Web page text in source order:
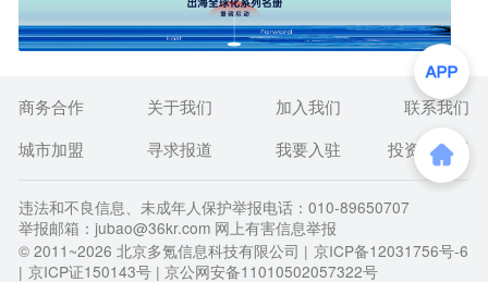
商务合作 关于我们 加入我们
联系我们
城市加盟
寻求报道 我要入驻 投资者关系
违法和不良信息、未成年人保护举报电话：010-89650707
举报邮箱：jubao@36kr.com 网上有害信息举报
© 2011~2026 北京多氪信息科技有限公司 | 京ICP备12031756号-6
| 京ICP证150143号 | 京公网安备11010502057322号